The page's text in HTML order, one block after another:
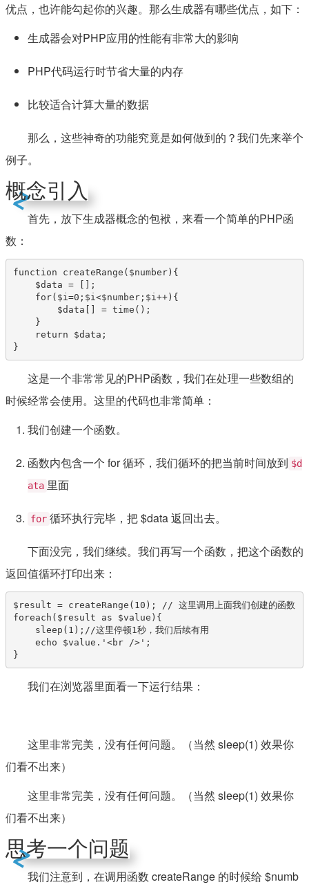
优点，也许能勾起你的兴趣。那么生成器有哪些优点，如下：
生成器会对PHP应用的性能有非常大的影响
PHP代码运行时节省大量的内存
比较适合计算大量的数据
那么，这些神奇的功能究竟是如何做到的？我们先来举个
例子。
概念引入
首先，放下生成器概念的包袱，来看一个简单的PHP函
数：
function createRange($number){
$data = [];
for($i=0;$i<$number;$i++){
$data[] = time();
}
return $data;
}
这是一个非常常见的PHP函数，我们在处理一些数组的
时候经常会使用。这里的代码也非常简单：
我们创建一个函数。
函数内包含一个 for 循环，我们循环的把当前时间放到 $d
ata 里面
for 循环执行完毕，把 $data 返回出去。
下面没完，我们继续。我们再写一个函数，把这个函数的
返回值循环打印出来：
$result = createRange(10); // 这里调用上面我们创建的函数
foreach($result as $value){
sleep(1);//这里停顿1秒，我们后续有用
echo $value.'<br />';
}
我们在浏览器里面看一下运行结果：
这里非常完美，没有任何问题。（当然 sleep(1) 效果你
们看不出来）
这里非常完美，没有任何问题。（当然 sleep(1) 效果你
们看不出来）
思考一个问题
我们注意到，在调用函数 createRange 的时候给 $numb